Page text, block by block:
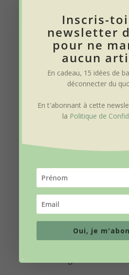
newsletter sont
pour répondre à vos
vous envoyer des
relatives au blog. Elles
transmises à des tiers.
vos droits, contactez
gmail.com.
COOKIES
Ce site utilise des
analytiques (mesure
de fonctionnement.
tout moment modifier
préférences via le
votre navigateur.
Inscris-
newsletter
pour ne
aucun
En cadeau, 15 idées de
déconnecter du
En t'abonnant à cette
la Politique de
Oui, je